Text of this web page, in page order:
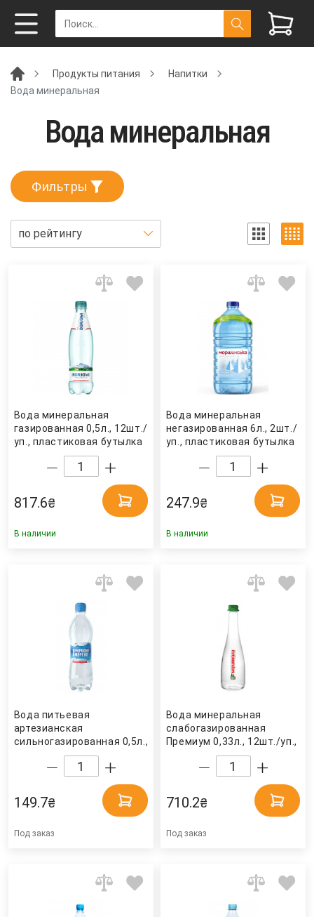
Продукты питания
Напитки
Вода минеральная
Вода минеральная
Фильтры
Вода минеральная
газированная 0,5л., 12шт./
уп., пластиковая бутылка
817.6₴
В наличии
Вода минеральная
негазированная 6л., 2шт./
уп., пластиковая бутылка
Моршинская
247.9₴
В наличии
Вода питьевая
артезианская
сильногазированная 0,5л.,
12шт./уп., пластиковая
бутылка Природне
149.7₴
Под заказ
Вода минеральная
слабогазированная
Премиум 0,33л., 12шт./уп.,
стеклянная бутылка
Моршинская
710.2₴
Под заказ